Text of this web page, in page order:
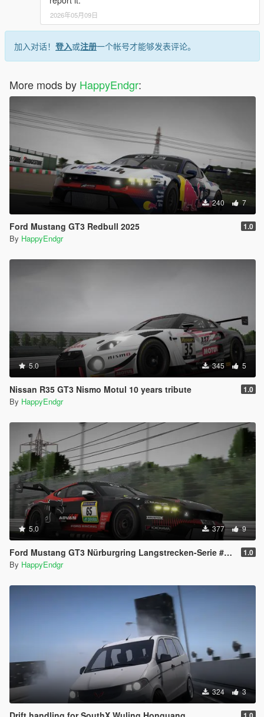
2026年05月09日
加入对话！ 登入或注册一个帐号才能够发表评论。
More mods by HappyEndgr:
240 7
Ford Mustang GT3 Redbull 2025 1.0
By HappyEndgr
5.0 345 5
Nissan R35 GT3 Nismo Motul 10 years tribute 1.0
By HappyEndgr
5.0 377 9
Ford Mustang GT3 Nürburgring Langstrecken-Serie #2 2026 1.0
By HappyEndgr
324 3